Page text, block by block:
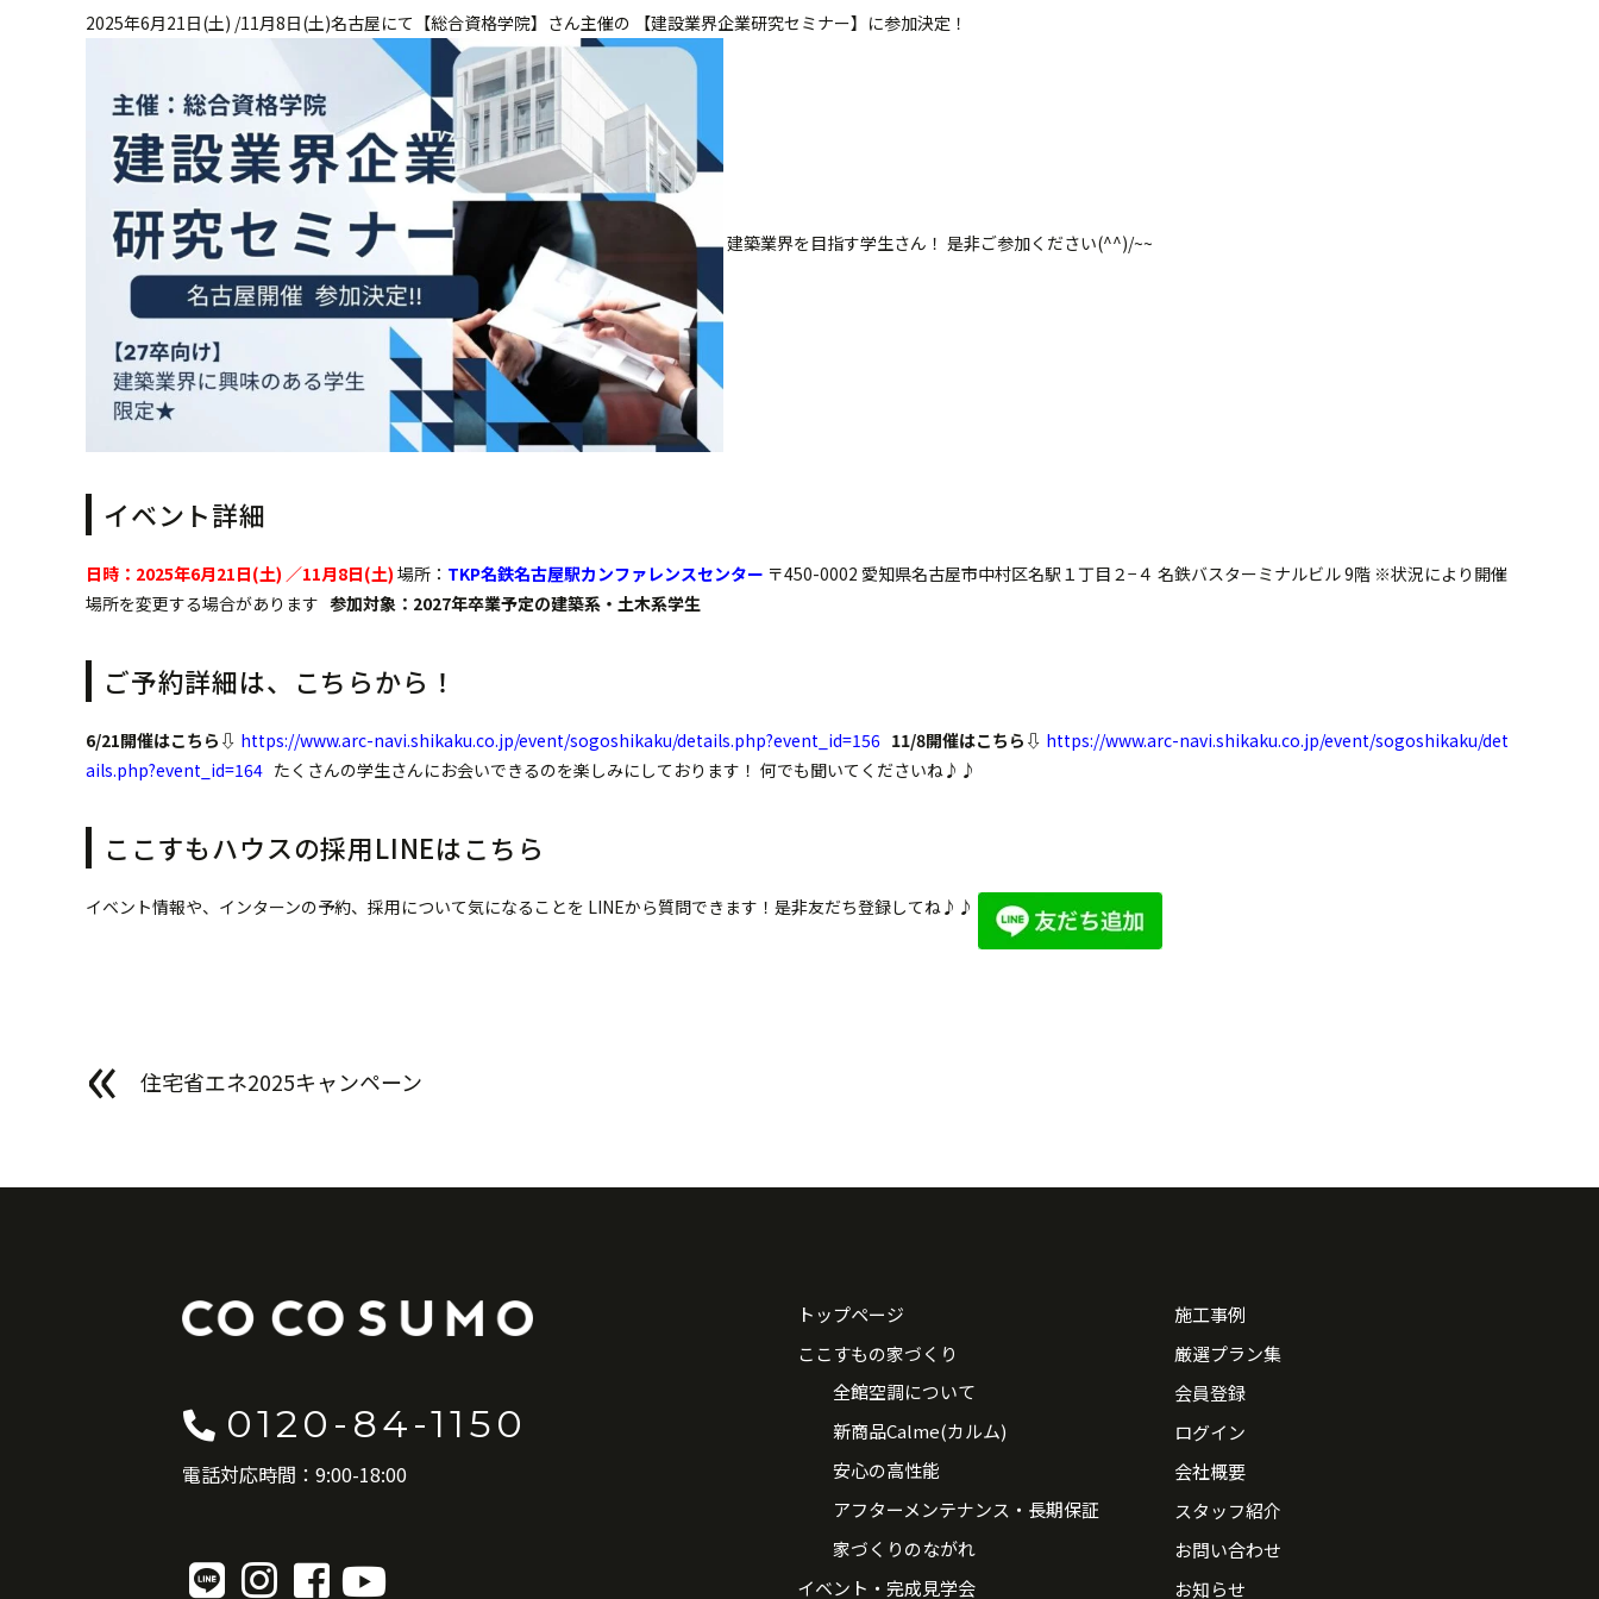
2025年6月21日(土) /11月8日(土)名古屋にて【総合資格学院】さん主催の 【建設業界企業研究セミナー】に参加決定！
建築業界を目指す学生さん！ 是非ご参加ください(^^)/~~
イベント詳細
日時：2025年6月21日(土) ／11月8日(土) 場所： TKP名鉄名古屋駅カンファレンスセンター 〒450-0002 愛知県名古屋市中村区名駅１丁目２−４ 名鉄バスターミナルビル 9階 ※状況により開催
場所を変更する場合があります 参加対象：2027年卒業予定の建築系・土木系学生
ご予約詳細は、こちらから！
6/21開催はこちら⇩ https://www.arc-navi.shikaku.co.jp/event/sogoshikaku/details.php?event_id=156 11/8開催はこちら⇩ https://www.arc-navi.shikaku.co.jp/event/sogoshikaku/det
ails.php?event_id=164 たくさんの学生さんにお会いできるのを楽しみにしております！ 何でも聞いてくださいね♪♪
ここすもハウスの採用LINEはこちら
イベント情報や、インターンの予約、採用について気になることを LINEから質問できます！是非友だち登録してね♪♪
« 住宅省エネ2025キャンペーン
0120-84-1150
電話対応時間：9:00-18:00
トップページ
ここすもの家づくり
全館空調について
新商品Calme(カルム)
安心の高性能
アフターメンテナンス・長期保証
家づくりのながれ
イベント・完成見学会
施工事例
厳選プラン集
会員登録
ログイン
会社概要
スタッフ紹介
お問い合わせ
お知らせ